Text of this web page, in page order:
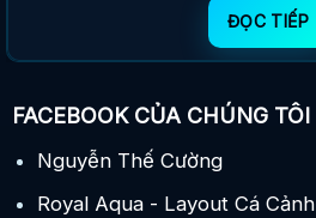
ĐỌC TIẾP
FACEBOOK CỦA CHÚNG TÔI
Nguyễn Thế Cường
Royal Aqua - Layout Cá Cảnh